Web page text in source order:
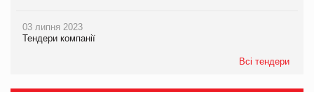
03 липня 2023
Тендери компанії
Всі тендери